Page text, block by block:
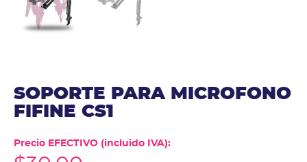
SOPORTE PARA MICROFONO
FIFINE CS1
Precio EFECTIVO (incluido IVA):